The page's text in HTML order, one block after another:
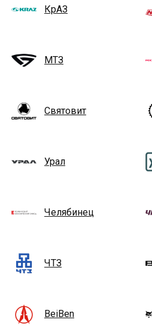
КрАЗ
МТЗ
Святовит
Урал
Челябинец
ЧТЗ
BeiBen